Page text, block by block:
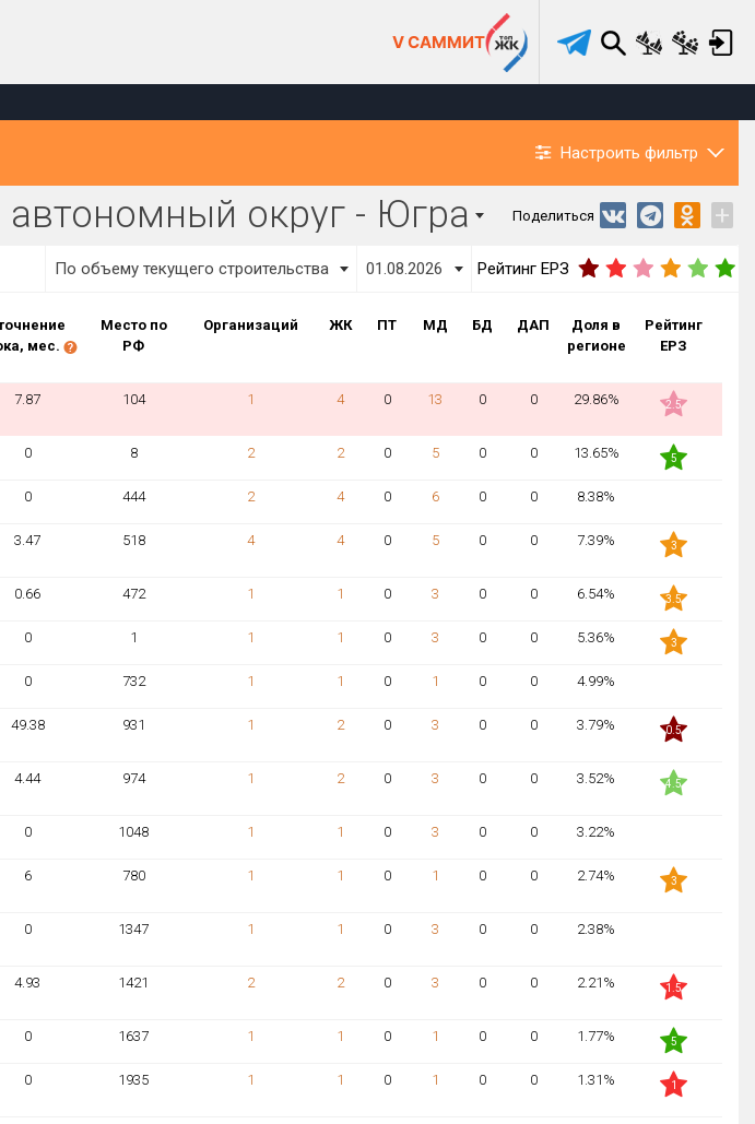
V САММИТ
Настроить фильтр
Все
до
округ - Югра Поделиться +
По объему текущего строительства 01.08.2026 Рейтинг ЕРЗ
мес.
Место по
РФ
Организаций ЖК ПТ МД БД ДАП
Доля в
регионе
Рейтинг
ЕРЗ
7.87 104 1 4 0 13 0 0 29.86% 2.5
0 8 2 2 0 5 0 0 13.65% 5
0 444 2 4 0 6 0 0 8.38%
3.47 518 4 4 0 5 0 0 7.39% 3
0.66 472 1 1 0 3 0 0 6.54% 3.5
0 1 1 1 0 3 0 0 5.36% 3
0 732 1 1 0 1 0 0 4.99%
49.38 931 1 2 0 3 0 0 3.79% 0.5
4.44 974 1 2 0 3 0 0 3.52% 4.5
0 1048 1 1 0 3 0 0 3.22%
6 780 1 1 0 1 0 0 2.74% 3
0 1347 1 1 0 3 0 0 2.38%
4.93 1421 2 2 0 3 0 0 2.21% 1.5
0 1637 1 1 0 1 0 0 1.77% 5
0 1935 1 1 0 1 0 0 1.31% 1